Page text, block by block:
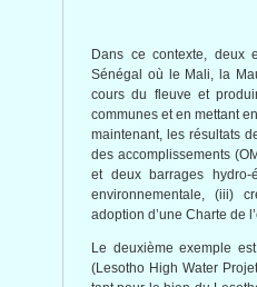
Dans ce contexte, deux
Sénégal où le Mali, la
cours du fleuve et
communes et en mettant
maintenant, les résultats
des accomplissements
et deux barrages
environnementale, (iii)
adoption d’une Charte de
Le deuxièmeexemple est
(Lesotho High Water